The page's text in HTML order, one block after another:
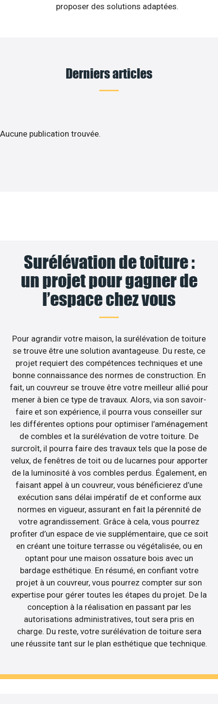
proposer des solutions adaptées.
Derniers articles
Aucune publication trouvée.
Surélévation de toiture :
un projet pour gagner de
l’espace chez vous
Pour agrandir votre maison, la surélévation de toiture
se trouve être une solution avantageuse. Du reste, ce
projet requiert des compétences techniques et une
bonne connaissance des normes de construction. En
fait, un couvreur se trouve être votre meilleur allié pour
mener à bien ce type de travaux. Alors, via son savoir-
faire et son expérience, il pourra vous conseiller sur
les différentes options pour optimiser l’aménagement
de combles et la surélévation de votre toiture. De
surcroît, il pourra faire des travaux tels que la pose de
velux, de fenêtres de toit ou de lucarnes pour apporter
de la luminosité à vos combles perdus. Également, en
faisant appel à un couvreur, vous bénéficierez d’une
exécution sans délai impératif de et conforme aux
normes en vigueur, assurant en fait la pérennité de
votre agrandissement. Grâce à cela, vous pourrez
profiter d’un espace de vie supplémentaire, que ce soit
en créant une toiture terrasse ou végétalisée, ou en
optant pour une maison ossature bois avec un
bardage esthétique. En résumé, en confiant votre
projet à un couvreur, vous pourrez compter sur son
expertise pour gérer toutes les étapes du projet. De la
conception à la réalisation en passant par les
autorisations administratives, tout sera pris en
charge. Du reste, votre surélévation de toiture sera
une réussite tant sur le plan esthétique que technique.